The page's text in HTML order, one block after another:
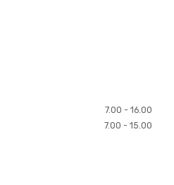
7.00 - 16.00
7.00 - 15.00